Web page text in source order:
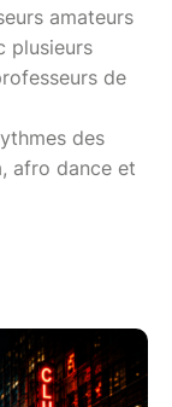
amateurs
plusieurs
de
des
afro dance et